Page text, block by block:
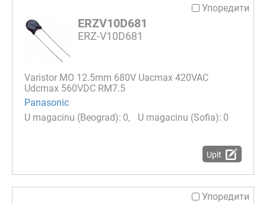
Упоредити
ERZV10D681
ERZ-V10D681
Varistor MO 12.5mm 680V Uacmax 420VAC
Udcmax 560VDC RM7.5
Panasonic
0
0
Upit
Упоредити